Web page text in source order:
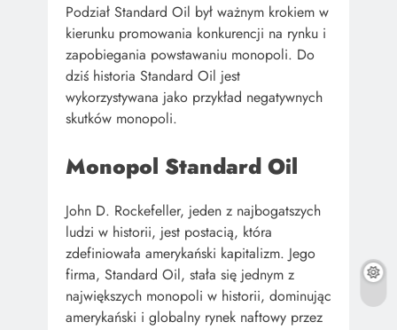
Podział Standard Oil był ważnym krokiem w
kierunku promowania konkurencji na rynku i
zapobiegania powstawaniu monopoli. Do
dziś historia Standard Oil jest
wykorzystywana jako przykład negatywnych
skutków monopoli.
Monopol Standard Oil
John D. Rockefeller, jeden z najbogatszych
ludzi w historii, jest postacią, która
zdefiniowała amerykański kapitalizm. Jego
firma, Standard Oil, stała się jednym z
największych monopoli w historii, dominując
amerykański i globalny rynek naftowy przez